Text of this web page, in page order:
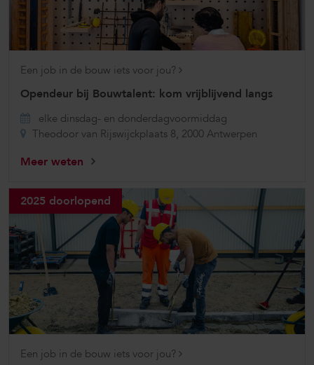
Een job in de bouw iets voor jou?
Opendeur bij Bouwtalent: kom vrijblijvend langs
elke dinsdag- en donderdagvoormiddag
Theodoor van Rijswijckplaats 8, 2000 Antwerpen
Meer weten
2025 doorlopend
Een job in de bouw iets voor jou?